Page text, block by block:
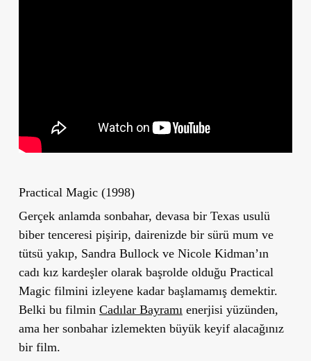
Practical Magic (1998)
Gerçek anlamda sonbahar, devasa bir Texas usulü
biber tenceresi pişirip, dairenizde bir sürü mum ve
tütsü yakıp, Sandra Bullock ve Nicole Kidman’ın
cadı kız kardeşler olarak başrolde olduğu Practical
Magic filmini izleyene kadar başlamamış demektir.
Belki bu filmin Cadılar Bayramı enerjisi yüzünden,
ama her sonbahar izlemekten büyük keyif alacağınız
bir film.